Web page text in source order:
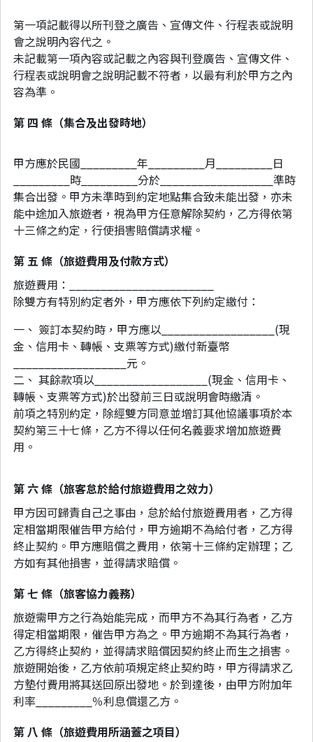
第一項記載得以所刊登之廣告、宣傳文件、行程表或說明
會之說明內容代之。
未記載第一項內容或記載之內容與刊登廣告、宣傳文件、
行程表或說明會之說明記載不符者，以最有利於甲方之內
容為準。
第 四 條（集合及出發時地）
甲方應於民國_________年_________月_________日
_________時_________分於__________________準時
集合出發。甲方未準時到約定地點集合致未能出發，亦未
能中途加入旅遊者，視為甲方任意解除契約，乙方得依第
十三條之約定，行使損害賠償請求權。
第 五 條（旅遊費用及付款方式）
旅遊費用：_______________________
除雙方有特別約定者外，甲方應依下列約定繳付：
一、 簽訂本契約時，甲方應以__________________(現
金、信用卡、轉帳、支票等方式)繳付新臺幣
__________________元。
二、 其餘款項以__________________(現金、信用卡、
轉帳、支票等方式)於出發前三日或說明會時繳清。
前項之特別約定，除經雙方同意並增訂其他協議事項於本
契約第三十七條，乙方不得以任何名義要求增加旅遊費
用。
第 六 條（旅客怠於給付旅遊費用之效力）
甲方因可歸責自己之事由，怠於給付旅遊費用者，乙方得
定相當期限催告甲方給付，甲方逾期不為給付者，乙方得
終止契約。甲方應賠償之費用，依第十三條約定辦理；乙
方如有其他損害，並得請求賠償。
第 七 條（旅客協力義務）
旅遊需甲方之行為始能完成，而甲方不為其行為者，乙方
得定相當期限，催告甲方為之。甲方逾期不為其行為者，
乙方得終止契約，並得請求賠償因契約終止而生之損害。
旅遊開始後，乙方依前項規定終止契約時，甲方得請求乙
方墊付費用將其送回原出發地。於到達後，由甲方附加年
利率_________％利息償還乙方。
第 八 條（旅遊費用所涵蓋之項目）